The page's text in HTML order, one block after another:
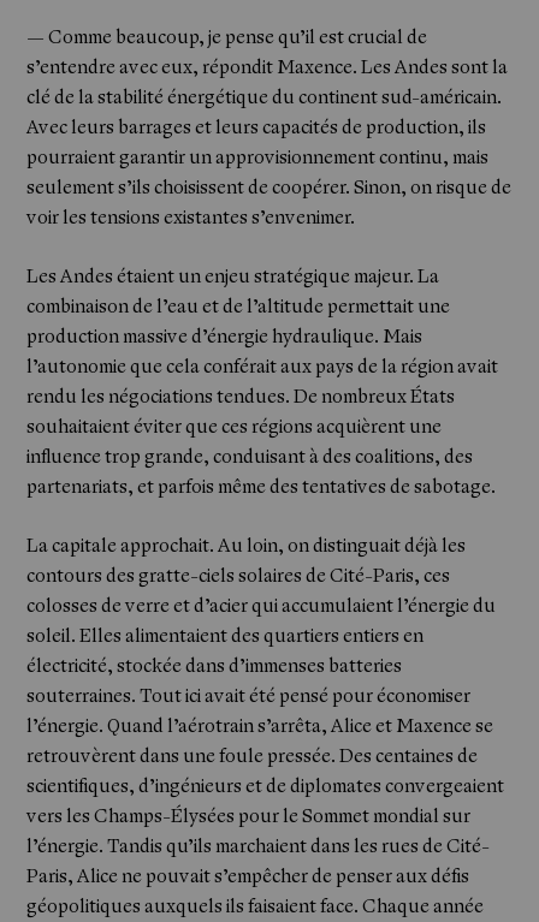
— Comme beaucoup, je pense qu’il est crucial de
s’entendre avec eux, répondit Maxence. Les Andes sont la
clé de la stabilité énergétique du continent sud-américain.
Avec leurs barrages et leurs capacités de production, ils
pourraient garantir un approvisionnement continu, mais
seulement s’ils choisissent de coopérer. Sinon, on risque de
voir les tensions existantes s’envenimer.
Les Andes étaient un enjeu stratégique majeur. La
combinaison de l’eau et de l’altitude permettait une
production massive d’énergie hydraulique. Mais
l’autonomie que cela conférait aux pays de la région avait
rendu les négociations tendues. De nombreux États
souhaitaient éviter que ces régions acquièrent une
influence trop grande, conduisant à des coalitions, des
partenariats, et parfois même des tentatives de sabotage.
La capitale approchait. Au loin, on distinguait déjà les
contours des gratte-ciels solaires de Cité-Paris, ces
colosses de verre et d’acier qui accumulaient l’énergie du
soleil. Elles alimentaient des quartiers entiers en
électricité, stockée dans d’immenses batteries
souterraines. Tout ici avait été pensé pour économiser
l’énergie. Quand l’aérotrain s’arrêta, Alice et Maxence se
retrouvèrent dans une foule pressée. Des centaines de
scientifiques, d’ingénieurs et de diplomates convergeaient
vers les Champs-Élysées pour le Sommet mondial sur
l’énergie. Tandis qu’ils marchaient dans les rues de Cité-
Paris, Alice ne pouvait s’empêcher de penser aux défis
géopolitiques auxquels ils faisaient face. Chaque année